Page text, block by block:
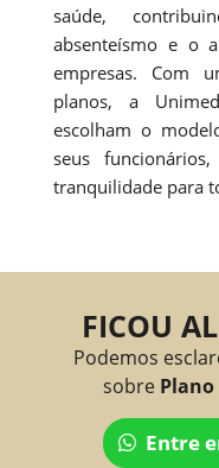
saúde,
absenteísmo e o
empresas. Com
planos, a
escolham o
seus
tranquilidade para
FICOU
Podemos
sobre Plano
Entre